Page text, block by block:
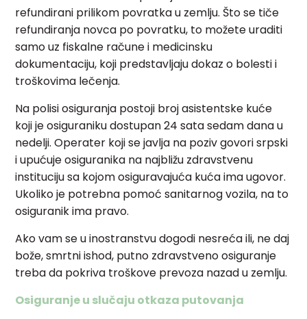
refundirani prilikom povratka u zemlju. Što se tiče
refundiranja novca po povratku, to možete uraditi
samo uz fiskalne račune i medicinsku
dokumentaciju, koji predstavljaju dokaz o bolesti i
troškovima lečenja.
Na polisi osiguranja postoji broj asistentske kuće
koji je osiguraniku dostupan 24 sata sedam dana u
nedelji. Operater koji se javlja na poziv govori srpski
i upućuje osiguranika na najbližu zdravstvenu
instituciju sa kojom osiguravajuća kuća ima ugovor.
Ukoliko je potrebna pomoć sanitarnog vozila, na to
osiguranik ima pravo.
Ako vam se u inostranstvu dogodi nesreća ili, ne daj
bože, smrtni ishod, putno zdravstveno osiguranje
treba da pokriva troškove prevoza nazad u zemlju.
Osiguranje u slučaju otkaza putovanja